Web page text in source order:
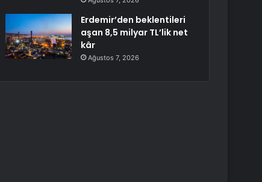
Erdemir’den beklentileri
aşan 8,5 milyar TL’lik net
kâr
Ağustos 7, 2026